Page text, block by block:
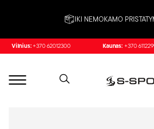
IKI NEMOKAMO
Vilnius: +370 62012300 Kaunas: +370